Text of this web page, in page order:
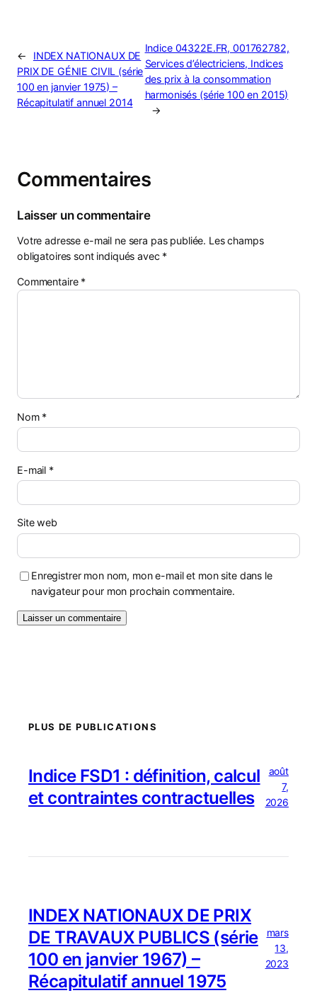
←
INDEX NATIONAUX DE
PRIX DE GÉNIE CIVIL (série
100 en janvier 1975) –
Récapitulatif annuel 2014
Indice 04322E.FR, 001762782,
Services d’électriciens, Indices
des prix à la consommation
harmonisés (série 100 en 2015)
→
Commentaires
Laisser un commentaire
Votre adresse e-mail ne sera pas publiée. Les champs
obligatoires sont indiqués avec *
Commentaire *
Nom *
E-mail *
Site web
Enregistrer mon nom, mon e-mail et mon site dans le
navigateur pour mon prochain commentaire.
PLUS DE PUBLICATIONS
Indice FSD1 : définition, calcul
et contraintes contractuelles
août
7,
2026
INDEX NATIONAUX DE PRIX
DE TRAVAUX PUBLICS (série
100 en janvier 1967) –
Récapitulatif annuel 1975
mars
13,
2023